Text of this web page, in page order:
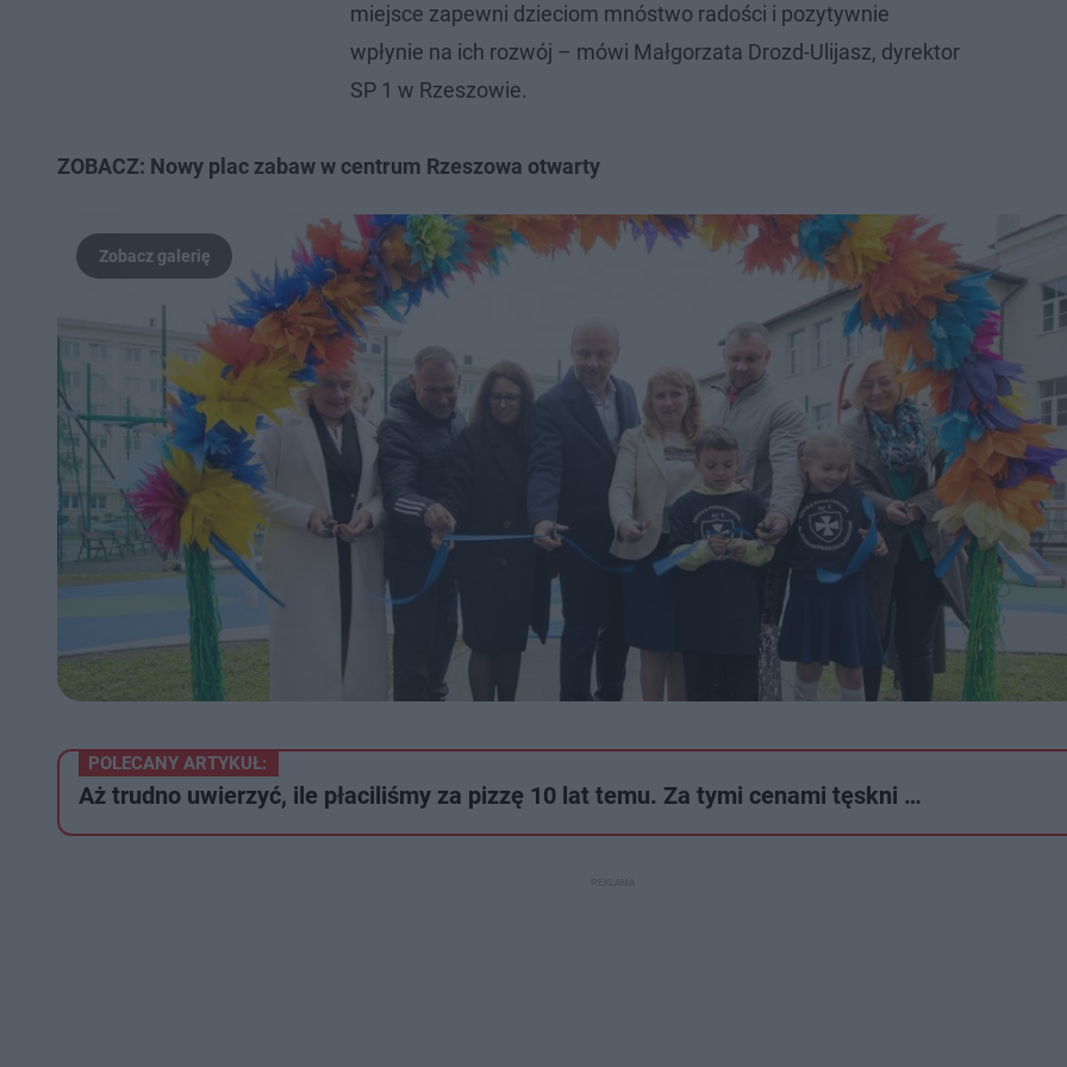
miejsce zapewni dzieciom mnóstwo radości i pozytywnie
wpłynie na ich rozwój – mówi Małgorzata Drozd-Ulijasz, dyrektor
SP 1 w Rzeszowie.
ZOBACZ: Nowy plac zabaw w centrum Rzeszowa otwarty
POLECANY ARTYKUŁ:
Aż trudno uwierzyć, ile płaciliśmy za pizzę 10 lat temu. Za tymi cenami tęskni …